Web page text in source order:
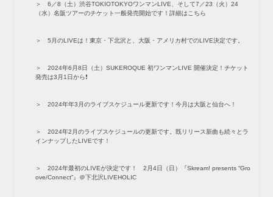
6／8（土）渋谷TOKIOTOKYOワンマンLIVE、そして7／23（火）24
（水）名阪ツアーのチケット一般発売開始です！詳細はこちら
5月のLIVEは！東京・下北沢と、大阪・アメリカ村でのLIVE決定です。
2024年6月8日（土）SUKEROQUE 初ワンマンLIVE 開催決定！チケット
発売は3月1日から❗️
2024年年3月のライブスケジュール更新です！今月は大阪と仙台へ！
2024年2月のライブスケジュールの更新です。既リリース新曲も続々とラ
インナップしたLIVEです！
2024年最初のLIVEが決定です！ 2月4日（日）『Skream! presents “Gro
ove/Connect”』＠下北沢LIVEHOLIC